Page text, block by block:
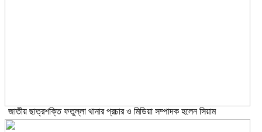
জাতীয় ছাত্রশক্তি ফতুল্লা থানার প্রচার ও মিডিয়া সম্পাদক হলেন সিয়াম